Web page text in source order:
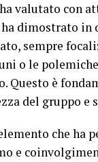
valutato con
dimostrato in
sempre
o le
Questo è
del gruppo
che ha
e